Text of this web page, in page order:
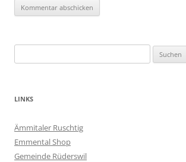
nach:
LINKS
Ämmitaler Ruschtig
Emmental Shop
Gemeinde Rüderswil